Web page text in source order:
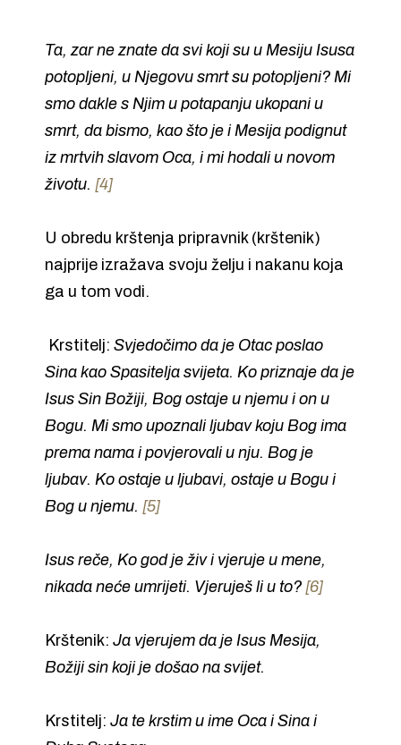
Ta, zar ne znate da svi koji su u Mesiju Isusa
potopljeni, u Njegovu smrt su potopljeni? Mi
smo dakle s Njim u potapanju ukopani u
smrt, da bismo, kao što je i Mesija podignut
iz mrtvih slavom Oca, i mi hodali u novom
životu. [4]
U obredu krštenja pripravnik (krštenik)
najprije izražava svoju želju i nakanu koja
ga u tom vodi.
Krstitelj: Svjedočimo da je Otac poslao
Sina kao Spasitelja svijeta. Ko priznaje da je
Isus Sin Božiji, Bog ostaje u njemu i on u
Bogu. Mi smo upoznali ljubav koju Bog ima
prema nama i povjerovali u nju. Bog je
ljubav. Ko ostaje u ljubavi, ostaje u Bogu i
Bog u njemu. [5]
Isus reče, Ko god je živ i vjeruje u mene,
nikada neće umrijeti. Vjeruješ li u to? [6]
Krštenik: Ja vjerujem da je Isus Mesija,
Božiji sin koji je došao na svijet.
Krstitelj: Ja te krstim u ime Oca i Sina i